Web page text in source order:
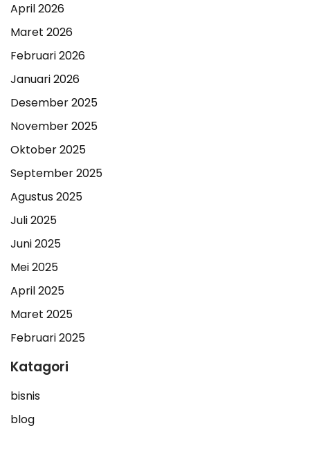
April 2026
Maret 2026
Februari 2026
Januari 2026
Desember 2025
November 2025
Oktober 2025
September 2025
Agustus 2025
Juli 2025
Juni 2025
Mei 2025
April 2025
Maret 2025
Februari 2025
Katagori
bisnis
blog